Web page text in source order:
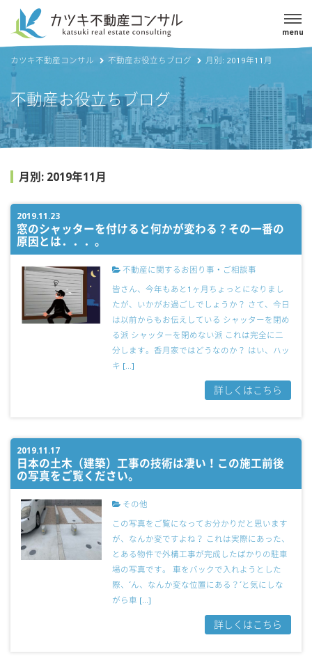
menu
カツキ不動産コンサル 不動産お役立ちブログ 月別: 2019年11月
不動産お役立ちブログ
月別: 2019年11月
2019.11.23
窓のシャッターを付けると何かが変わる？その一番の
原因とは．．．。
不動産に関するお困り事・ご相談事
皆さん、今年もあと1ヶ月ちょっとになりまし
たが、いかがお過ごしでしょうか？ さて、今日
は以前からもお伝えしている シャッターを閉め
る派 シャッターを閉めない派 これは完全に二
分します。香月家ではどうなのか？ はい、ハッ
キ […]
詳しくはこちら
2019.11.17
日本の土木（建築）工事の技術は凄い！この施工前後
の写真をご覧ください。
その他
この写真をご覧になってお分かりだと思います
が、なんか変ですよね？ これは実際にあった、
とある物件で外構工事が完成したばかりの駐車
場の写真です。 車をバックで入れようとした
際、´ん、なんか変な位置にある？´と気にしな
がら車 […]
詳しくはこちら